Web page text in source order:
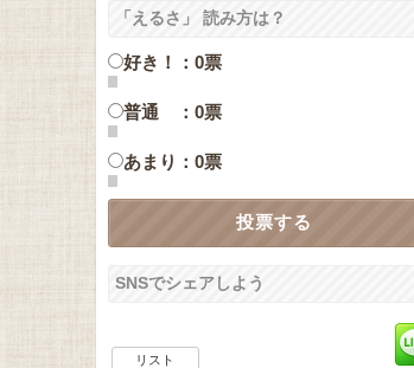
「えるさ」 読み方は？
好き！：0票
普通 ：0票
あまり：0票
SNSでシェアしよう
リスト